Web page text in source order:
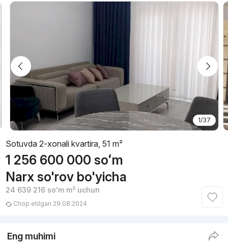
1/37
Sotuvda 2-xonali kvartira, 51 m²
1 256 600 000 soʻm
Narx so'rov bo'yicha
24 639 216 soʻmm² uchun
Chop etilgan 29.08.2024
Eng muhimi